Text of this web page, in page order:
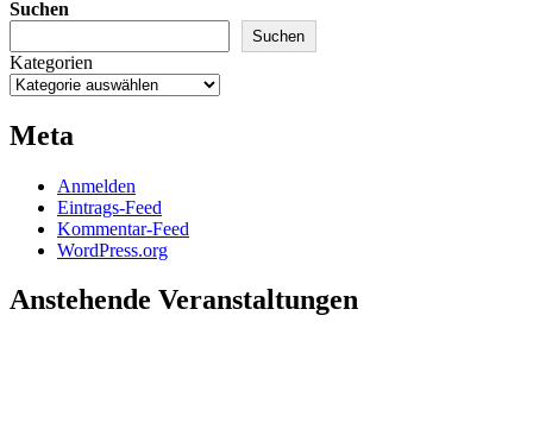
Suchen
Suchen
Kategorien
Meta
Anmelden
Eintrags-Feed
Kommentar-Feed
WordPress.org
Anstehende Veranstaltungen